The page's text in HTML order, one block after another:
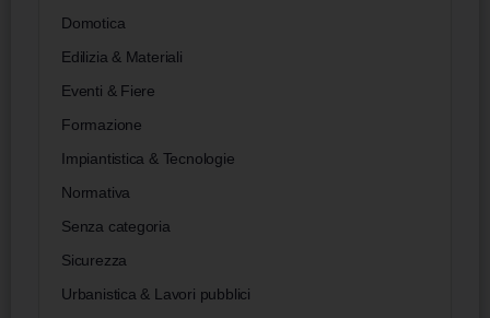
Domotica
Edilizia & Materiali
Eventi & Fiere
Formazione
Impiantistica & Tecnologie
Normativa
Senza categoria
Sicurezza
Urbanistica & Lavori pubblici